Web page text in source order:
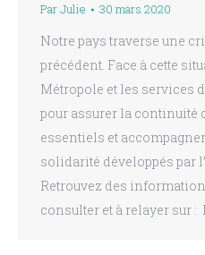
ParJulie 30 mars 2020
Notre pays traverse une
précédent. Face à cette
Métropole et les services
pour assurer la continuité
essentiels et
solidarité développés par
Retrouvez des
consulter et à relayer sur